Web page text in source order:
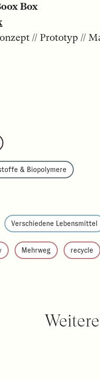
Box
// Prototyp //
& Biopolymere
Verschiedene Lebensmittel
Mehrweg recycle